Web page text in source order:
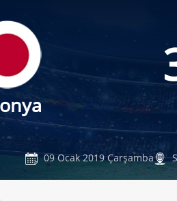
09 Ocak 2019 Çarşamba